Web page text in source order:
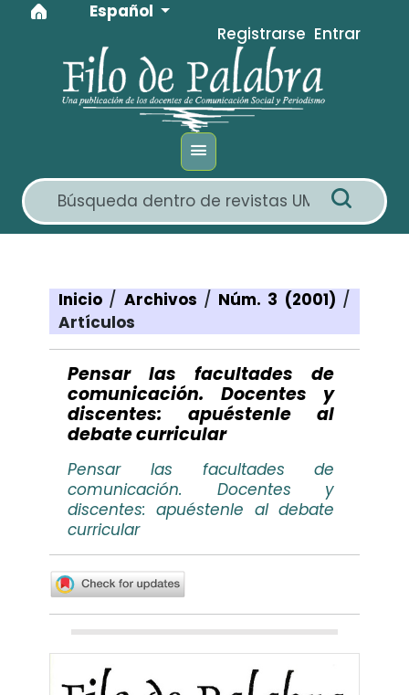
Ir al menú de navegación principal
Ir al contenido principal
Ir al pie de página del sitio
Idioma
Español
Registrarse Entrar
Inicio / Archivos / Núm. 3 (2001) /
Artículos
Pensar las facultades de
comunicación. Docentes y
discentes: apuéstenle al
debate curricular
Pensar las facultades de
comunicación. Docentes y
discentes: apuéstenle al debate
curricular